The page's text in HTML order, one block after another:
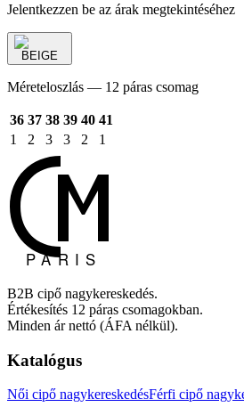
Jelentkezzen be az árak megtekintéséhez
BEIGE
Méreteloszlás — 12 páras csomag
36 37 38 39 40 41
1
2 3 3 2 1
B2B cipő nagykereskedés.
Értékesítés 12 páras csomagokban.
Minden ár nettó (ÁFA nélkül).
Katalógus
Női cipő nagykereskedésFérfi cipő